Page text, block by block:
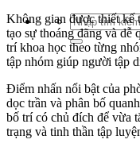
Tìm
kiếm:
Không gian được thiết kế
tạo sự thoáng đãng và dễ
trí khoa học theo từng
tập nhóm giúp người tập
Điểm nhấn nổi bật của
dọc trần và phân bố
bố trí có chủ đích để vừa
trạng và tinh thần tập